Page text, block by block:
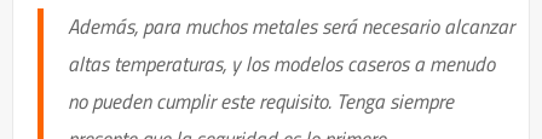
Además, para muchos metales será necesario alcanzar
altas temperaturas, y los modelos caseros a menudo
no pueden cumplir este requisito. Tenga siempre